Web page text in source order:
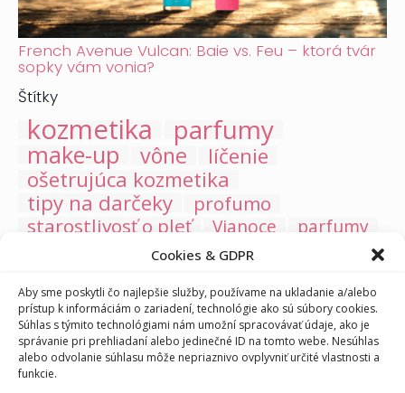
Cookies & GDPR
Aby sme poskytli čo najlepšie služby, používame na ukladanie a/alebo
prístup k informáciám o zariadení, technológie ako sú súbory cookies.
Súhlas s týmito technológiami nám umožní spracovávať údaje, ako je
správanie pri prehliadaní alebo jedinečné ID na tomto webe. Nesúhlas
alebo odvolanie súhlasu môže nepriaznivo ovplyvniť určité vlastnosti a
funkcie.
French Avenue Vulcan: Baie vs. Feu – ktorá tvár
sopky vám vonia?
Štítky
kozmetika parfumy
make-up vône
líčenie
ošetrujúca kozmetika
tipy na darčeky
profumo
starostlivosť o pleť
Vianoce
parfumy
vonná sviečka
spf
starostlivosť o pery
deti jarné vône
hydratácia
valentín
kúpeľové soli
opaľovacia kozmetika
dezodoranty
antiperspiranty UV ochrana
trucco
starostlivosť o matku a dieťa
matka a dieťa